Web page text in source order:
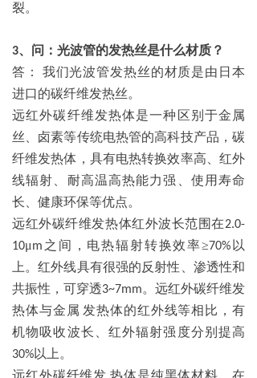
裂。
3、问：光波管的发热丝是什么材质？
答：
我们光波管发热丝的材质是由日本
进口的碳纤维发热丝。
远红外碳纤维发热体是一种区别于金属
丝、卤素等传统电热管的高科技产品，碳
纤维发热体，具有电热转换效率高、红外
线辐射、耐高温高热能力强、使用寿命
长、健康环保等优点。
远红外碳纤维发热体红外波长范围在2.0-
10μm 之间，电热辐射转换效率≥70% 以
上。红外线具有很强的反射性、渗透性和
共振性，可穿透3~7mm。远红外碳纤维发
热体与金属 发热体的红外线等相比，有
机物吸收波长、红外辐射强度分别提高
30%以上。
远红外碳纤维发 热体是纯黑体材料，在